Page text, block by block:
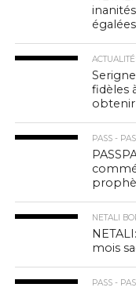
fidèles
obtenir
PASS -
NETALI
mois
PASS -